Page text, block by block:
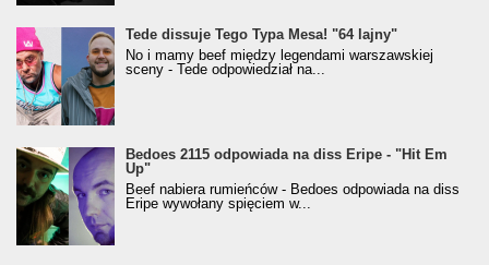
Tede dissuje Tego Typa Mesa! "64 lajny"
No i mamy beef między legendami warszawskiej
sceny - Tede odpowiedział na...
Bedoes 2115 odpowiada na diss Eripe - "Hit Em
Up"
Beef nabiera rumieńców - Bedoes odpowiada na diss
Eripe wywołany spięciem w...